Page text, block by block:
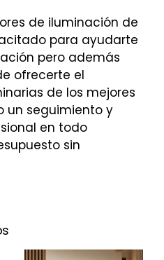
de iluminación de
para ayudarte
pero además
ofrecerte el
de los mejores
un seguimiento y
en todo
sin